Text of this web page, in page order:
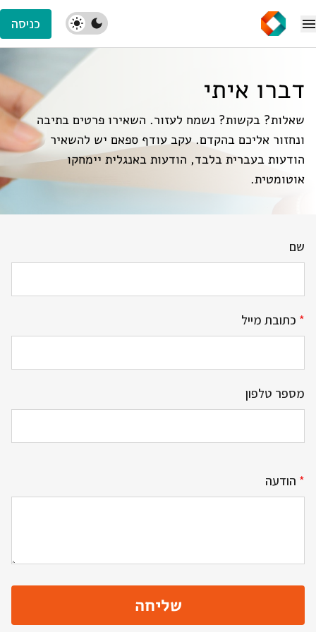
כניסה
דברו איתי
שאלות? בקשות? נשמח לעזור. השאירו פרטים בתיבה
ונחזור אליכם בהקדם. עקב עודף ספאם יש להשאיר
הודעות בעברית בלבד, הודעות באנגלית יימחקו
אוטומטית.
שם
* כתובת מייל
מספר טלפון
* הודעה
שליחה